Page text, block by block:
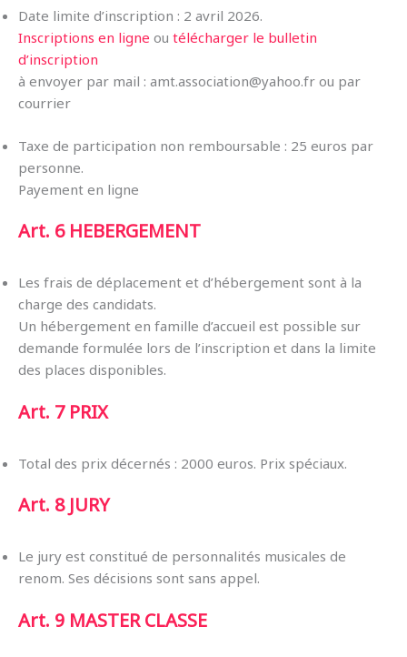
Date limite d’inscription : 2 avril 2026.
Inscriptions en ligne ou télécharger le bulletin
d’inscription
à envoyer par mail : amt.association@yahoo.fr ou par
courrier
Taxe de participation non remboursable : 25 euros par
personne.
Payement en ligne
Art. 6 HEBERGEMENT
Les frais de déplacement et d’hébergement sont à la
charge des candidats.
Un hébergement en famille d’accueil est possible sur
demande formulée lors de l’inscription et dans la limite
des places disponibles.
Art. 7 PRIX
Total des prix décernés : 2000 euros. Prix spéciaux.
Art. 8 JURY
Le jury est constitué de personnalités musicales de
renom. Ses décisions sont sans appel.
Art. 9 MASTER CLASSE